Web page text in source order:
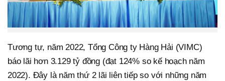
Tương tự, năm 2022, Tổng Công ty Hàng Hải (VIMC)
báo lãi hơn 3.129 tỷ đồng (đạt 124% so kế hoạch năm
2022). Đây là năm thứ 2 lãi liên tiếp so với những năm